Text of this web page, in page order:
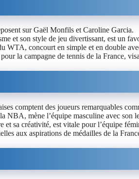
sur Gaël Monfils et Caroline Garcia.
et son style de jeu divertissant, est un
WTA, concourt en simple et en double
la campagne de tennis de la France,
comptent des joueurs remarquables
NBA, mène l’équipe masculine avec son
et sa créativité, est vitale pour l’équipe
aux aspirations de médailles de la